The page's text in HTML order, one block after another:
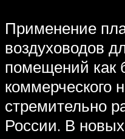
Применение
воздуховодов
помещений как
коммерческого
стремительно
России. В